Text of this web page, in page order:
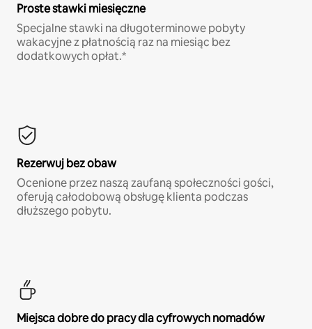
Proste stawki miesięczne
Specjalne stawki na długoterminowe pobyty
wakacyjne z płatnością raz na miesiąc bez
dodatkowych opłat.*
Rezerwuj bez obaw
Ocenione przez naszą zaufaną społeczności gości,
oferują całodobową obsługę klienta podczas
dłuższego pobytu.
Miejsca dobre do pracy dla cyfrowych nomadów